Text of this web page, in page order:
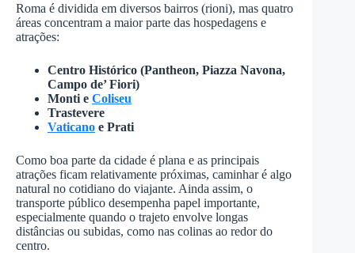
Roma é dividida em diversos bairros (rioni), mas quatro
áreas concentram a maior parte das hospedagens e
atrações:
Centro Histórico (Pantheon, Piazza Navona,
Campo de’ Fiori)
Monti e Coliseu
Trastevere
Vaticano e Prati
Como boa parte da cidade é plana e as principais
atrações ficam relativamente próximas, caminhar é algo
natural no cotidiano do viajante. Ainda assim, o
transporte público desempenha papel importante,
especialmente quando o trajeto envolve longas
distâncias ou subidas, como nas colinas ao redor do
centro.